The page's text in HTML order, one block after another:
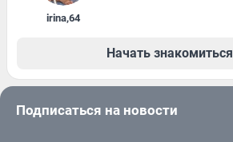
irina,64
Начать знакомиться
Подписаться на новости